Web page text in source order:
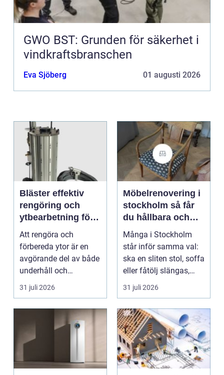
GWO BST: Grunden för säkerhet i
vindkraftsbranschen
Eva Sjöberg 01 augusti 2026
Bläster effektiv
rengöring och
ytbearbetning för
proffs och
hantverkare
Att rengöra och
förbereda ytor är en
avgörande del av både
underhåll och
renovering. Färg, rost,
smu...
31 juli 2026
Möbelrenovering i
stockholm så får
du hållbara och
vackra möbler
Många i Stockholm
står inför samma val:
ska en sliten stol, soffa
eller fåtölj slängas,
säljas billi...
31 juli 2026